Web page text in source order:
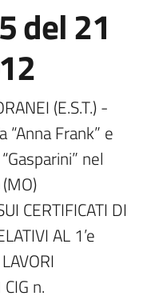
del 21
(E.S.T.) -
“Anna Frank” e
nel
CERTIFICATI DI
AL 1’e
n.